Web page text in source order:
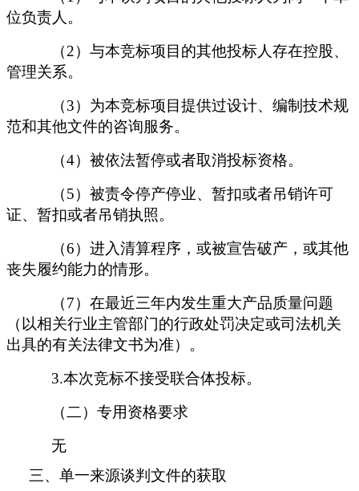
位负责人。
（2）与本竞标项目的其他投标人存在控股、
管理关系。
（3）为本竞标项目提供过设计、编制技术规
范和其他文件的咨询服务。
（4）被依法暂停或者取消投标资格。
（5）被责令停产停业、暂扣或者吊销许可
证、暂扣或者吊销执照。
（6）进入清算程序，或被宣告破产，或其他
丧失履约能力的情形。
（7）在最近三年内发生重大产品质量问题
（以相关行业主管部门的行政处罚决定或司法机关
出具的有关法律文书为准）。
3.本次竞标不接受联合体投标。
（二）专用资格要求
无
三、单一来源谈判文件的获取